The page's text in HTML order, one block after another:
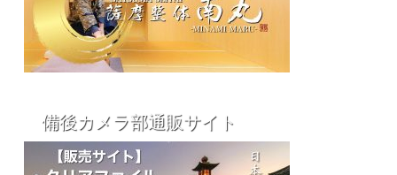
備後カメラ部通販サイト